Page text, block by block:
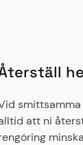
att ni